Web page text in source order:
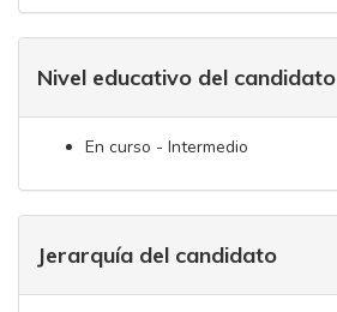
Nivel educativo del candidato
En curso - Intermedio
Jerarquía del candidato